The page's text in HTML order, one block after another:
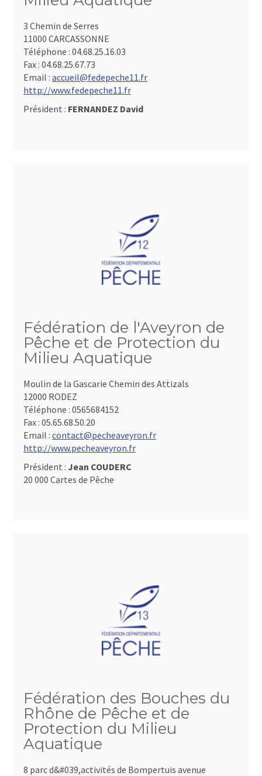
3 Chemin de Serres
11000 CARCASSONNE
Téléphone : 04.68.25.16.03
Fax : 04.68.25.67.73
Email : accueil@fedepeche11.fr
http://www.fedepeche11.fr
Président : FERNANDEZ David
Fédération de l'Aveyron de
Pêche et de Protection du
Milieu Aquatique
Moulin de la Gascarie Chemin des Attizals
12000 RODEZ
Téléphone : 0565684152
Fax : 05.65.68.50.20
Email : contact@pecheaveyron.fr
http://www.pecheaveyron.fr
Président : Jean COUDERC
20 000 Cartes de Pêche
Fédération des Bouches du
Rhône de Pêche et de
Protection du Milieu
Aquatique
8 parc d&#039,activités de Bompertuis avenue